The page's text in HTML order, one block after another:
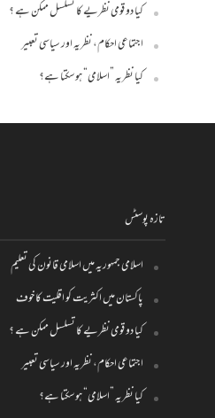
کیا دو قومی نظریے کا تسلسل ممکن ہے ؟
اجتماعی احکام، نظریہ اور سیاسی تعبیر
کیا نظریہ ”اسلامی“ ہو سکتا ہے؟
تازہ پوسٹس
اسلامی جمہوریہ میں اسلامی قانون کی تعلیم
پاکستان میں اکثریت کو اقلیت کا خوف
کیا دو قومی نظریے کا تسلسل ممکن ہے ؟
اجتماعی احکام، نظریہ اور سیاسی تعبیر
کیا نظریہ ”اسلامی“ ہو سکتا ہے؟